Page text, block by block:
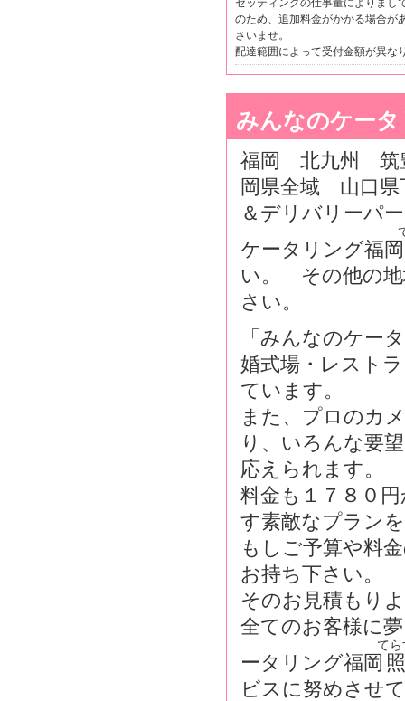
セッティングの仕事量によりまし
のため、追加料金がかかる場合が
さいませ。
配達範囲によって受付金額が異な
みんなのケー
福岡 北九州 筑
岡県全域 山口県
＆デリバリーパ
ケータリング福岡
い。 その他の地
さい。
「みんなのケー
婚式場・レスト
ています。
また、プロのカ
り、いろんな要
応えられます。
料金も１７８０
す素敵なプラン
もしご予算や料
お持ち下さい。
そのお見積もり
全てのお客様に
ータリング福岡 照
てら
ビスに努めさせ